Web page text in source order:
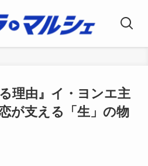
る理由』イ・ヨンエ主
が支える「生」の物